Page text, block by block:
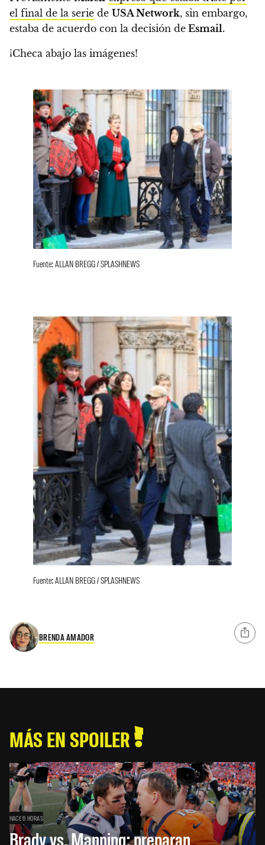
el final de la serie de USA Network, sin embargo,
estaba de acuerdo con la decisión de Esmail.
¡Checa abajo las imágenes!
Fuente: ALLAN BREGG / SPLASHNEWS
Fuente: ALLAN BREGG / SPLASHNEWS
BRENDA AMADOR
MÁS EN SPOILER
HACE 6 HORAS
Brady vs. Manning: preparan